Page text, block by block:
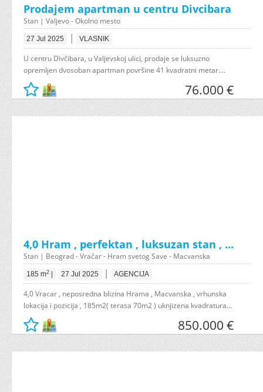
Prodajem apartman u centru Divcibara
Stan | Valjevo - Okolno mesto
27 Jul 2025 | VLASNIK
U centru Divčibara, u Valjevskoj ulici, prodaje se luksuzno
opremljen dvosoban apartman površine 41 kvadratni metar....
76.000 €
4,0 Hram , perfektan , luksuzan stan , ...
Stan | Beograd - Vračar - Hram svetog Save - Macvanska
185 m2 27 Jul 2025 | AGENCIJA
4,0 Vracar , neposredna blizina Hrama , Macvanska , vrhunska
lokacija i pozicija , 185m2( terasa 70m2 ) uknjizena kvadratura...
850.000 €